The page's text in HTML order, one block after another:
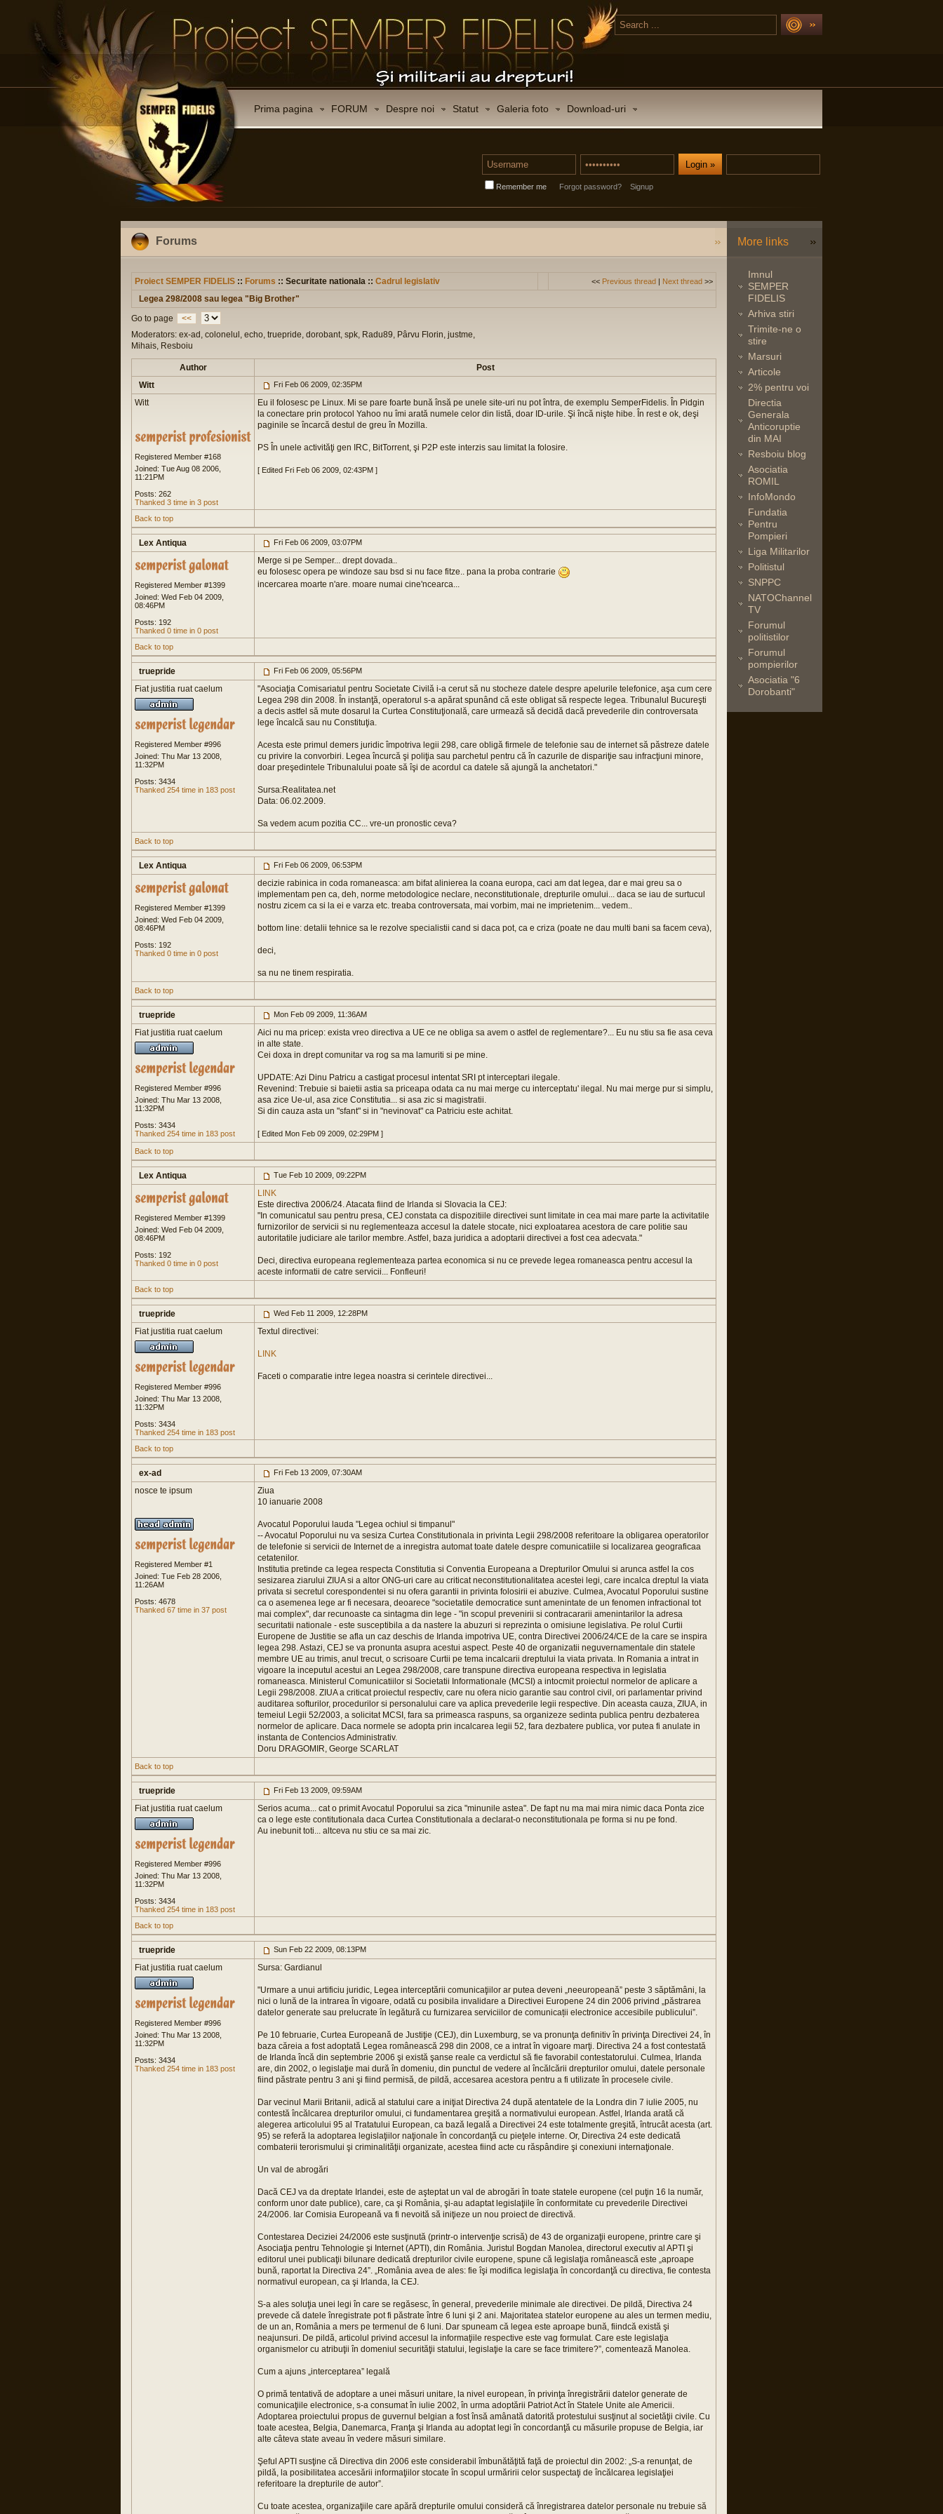
Prima pagina FORUM Despre noi Statut Galeria foto Download-uri
Remember me Forgot password? Signup
Forums
Proiect SEMPER FIDELIS :: Forums :: Securitate nationala :: Cadrul legislativ << Previous thread | Next thread >>
Legea 298/2008 sau legea "Big Brother"
Go to page
<<
Moderators: ex-ad, colonelul, echo, truepride, dorobant, spk, Radu89, Pârvu Florin, justme,
Mihais, Resboiu
Author
Post
Witt
Fri Feb 06 2009, 02:35PM
Witt
Registered Member #168
Joined: Tue Aug 08 2006,
11:21PM
Posts: 262
Thanked 3 time in 3 post
Eu il folosesc pe Linux. Mi se pare foarte bună însă pe unele site-uri nu pot întra, de exemplu SemperFidelis. În Pidgin
la conectare prin protocol Yahoo nu îmi arată numele celor din listă, doar ID-urile. Şi încă nişte hibe. În rest e ok, deşi
paginile se încarcă destul de greu în Mozilla.
PS În unele activităţi gen IRC, BitTorrent, şi P2P este interzis sau limitat la folosire.
[ Edited Fri Feb 06 2009, 02:43PM ]
Back to top
Lex Antiqua Fri Feb 06 2009, 03:07PM
Registered Member #1399
Joined: Wed Feb 04 2009,
08:46PM
Posts: 192
Thanked 0 time in 0 post
Merge si pe Semper... drept dovada..
eu folosesc opera pe windoze sau bsd si nu face fitze.. pana la proba contrarie
incercarea moarte n'are. moare numai cine'ncearca...
Back to top
truepride Fri Feb 06 2009, 05:56PM
Fiat justitia ruat caelum
Registered Member #996
Joined: Thu Mar 13 2008,
11:32PM
Posts: 3434
Thanked 254 time in 183 post
"Asociaţia Comisariatul pentru Societate Civilă i-a cerut să nu stocheze datele despre apelurile telefonice, aşa cum cere
Legea 298 din 2008. În instanţă, operatorul s-a apărat spunând că este obligat să respecte legea. Tribunalul Bucureşti
a decis astfel să mute dosarul la Curtea Constituţională, care urmează să decidă dacă prevederile din controversata
lege încalcă sau nu Constituţia.
Acesta este primul demers juridic împotriva legii 298, care obligă firmele de telefonie sau de internet să păstreze datele
cu privire la convorbiri. Legea încurcă şi poliţia sau parchetul pentru că în cazurile de dispariţie sau infracţiuni minore,
doar preşedintele Tribunalului poate să îşi de acordul ca datele să ajungă la anchetatori."
Sursa:Realitatea.net
Data: 06.02.2009.
Sa vedem acum pozitia CC... vre-un pronostic ceva?
Back to top
Lex Antiqua Fri Feb 06 2009, 06:53PM
Registered Member #1399
Joined: Wed Feb 04 2009,
08:46PM
Posts: 192
Thanked 0 time in 0 post
decizie rabinica in coda romaneasca: am bifat alinierea la coana europa, caci am dat legea, dar e mai greu sa o
implementam pen ca, deh, norme metodologice neclare, neconstitutionale, drepturile omului... daca se iau de surtucul
nostru zicem ca si la ei e varza etc. treaba controversata, mai vorbim, mai ne imprietenim... vedem..
bottom line: detalii tehnice sa le rezolve specialistii cand si daca pot, ca e criza (poate ne dau multi bani sa facem ceva),
deci,
sa nu ne tinem respiratia.
Back to top
truepride Mon Feb 09 2009, 11:36AM
Fiat justitia ruat caelum
Registered Member #996
Joined: Thu Mar 13 2008,
11:32PM
Posts: 3434
Thanked 254 time in 183 post
Aici nu ma pricep: exista vreo directiva a UE ce ne obliga sa avem o astfel de reglementare?... Eu nu stiu sa fie asa ceva
in alte state.
Cei doxa in drept comunitar va rog sa ma lamuriti si pe mine.
UPDATE: Azi Dinu Patricu a castigat procesul intentat SRI pt interceptari ilegale.
Revenind: Trebuie si baietii astia sa priceapa odata ca nu mai merge cu interceptatu' ilegal. Nu mai merge pur si simplu,
asa zice Ue-ul, asa zice Constitutia... si asa zic si magistratii.
Si din cauza asta un "sfant" si in "nevinovat" ca Patriciu este achitat.
[ Edited Mon Feb 09 2009, 02:29PM ]
Back to top
Lex Antiqua Tue Feb 10 2009, 09:22PM
Registered Member #1399
Joined: Wed Feb 04 2009,
08:46PM
Posts: 192
Thanked 0 time in 0 post
LINK
Este directiva 2006/24. Atacata fiind de Irlanda si Slovacia la CEJ:
"In comunicatul sau pentru presa, CEJ constata ca dispozitiile directivei sunt limitate in cea mai mare parte la activitatile
furnizorilor de servicii si nu reglementeaza accesul la datele stocate, nici exploatarea acestora de care politie sau
autoritatile judiciare ale tarilor membre. Astfel, baza juridica a adoptarii directivei a fost cea adecvata."
Deci, directiva europeana reglementeaza partea economica si nu ce prevede legea romaneasca pentru accesul la
aceste informatii de catre servicii... Fonfleuri!
Back to top
truepride Wed Feb 11 2009, 12:28PM
Fiat justitia ruat caelum
Registered Member #996
Joined: Thu Mar 13 2008,
11:32PM
Posts: 3434
Thanked 254 time in 183 post
Textul directivei:
LINK
Faceti o comparatie intre legea noastra si cerintele directivei...
Back to top
ex-ad Fri Feb 13 2009, 07:30AM
nosce te ipsum
Registered Member #1
Joined: Tue Feb 28 2006,
11:26AM
Posts: 4678
Thanked 67 time in 37 post
Ziua
10 ianuarie 2008
Avocatul Poporului lauda "Legea ochiul si timpanul"
-- Avocatul Poporului nu va sesiza Curtea Constitu­tio­nala in privinta Legii 298/2008 referitoare la obligarea operatorilor
de telefonie si servicii de Internet de a inregistra automat toate datele despre comunicatiile si localizarea geograficaa
cetatenilor.
Institutia pretinde ca legea respecta Constitutia si Conventia Europeana a Drepturilor Omului si arunca astfel la cos
sesizarea ziarului ZIUA si a altor ONG-uri care au criticat neconstitu­tionalitatea acestei legi, care incalca dreptul la viata
privata si secretul corespondentei si nu ofera garantii in privinta folosirii ei abuzive. Culmea, Avocatul Poporului sustine
ca o asemenea lege ar fi necesara, deoarece "societatile democratice sunt amenintate de un fenomen infractional tot
mai complex", dar recunoaste ca sintagma din lege - "in scopul prevenirii si contracararii amenintarilor la adresa
securitatii nationale - este susceptibila a da nastere la abuzuri si reprezinta o omisiune legislativa. Pe rolul Curtii
Europene de Justitie se afla un caz deschis de Irlanda impotriva UE, contra Directivei 2006/24/CE de la care se inspira
legea 298. Astazi, CEJ se va pronunta asupra acestui aspect. Peste 40 de organizatii neguvernamentale din statele
membre UE au trimis, anul trecut, o scrisoare Curtii pe tema incalcarii dreptului la viata privata. In Romania a intrat in
vigoare la inceputul acestui an Legea 298/2008, care transpune directiva europeana respectiva in legislatia
romaneasca. Ministerul Comuni­catiilor si Societatii Informationale (MCSI) a intocmit proiectul nor­melor de aplicare a
Legii 298/2008. ZIUA a criticat proiectul respectiv, care nu ofera nicio garantie sau control civil, ori parlamentar privind
auditarea softurilor, procedurilor si personalului care va aplica prevederile legii respective. Din aceasta cauza, ZIUA, in
temeiul Legii 52/2003, a solicitat MCSI, fara sa primeasca raspuns, sa organizeze sedinta publica pentru dezbaterea
normelor de aplicare. Daca normele se adopta prin incalcarea legii 52, fara dezbatere publica, vor putea fi anulate in
instanta de Contencios Administrativ.
Doru DRAGOMIR, George SCARLAT
Back to top
truepride Fri Feb 13 2009, 09:59AM
Fiat justitia ruat caelum
Registered Member #996
Joined: Thu Mar 13 2008,
11:32PM
Posts: 3434
Thanked 254 time in 183 post
Serios acuma... cat o primit Avocatul Poporului sa zica "minunile astea". De fapt nu ma mai mira nimic daca Ponta zice
ca o lege este contitutionala daca Curtea Constitutionala a declarat-o neconstitutionala pe forma si nu pe fond.
Au inebunit toti... altceva nu stiu ce sa mai zic.
Back to top
truepride Sun Feb 22 2009, 08:13PM
Fiat justitia ruat caelum
Registered Member #996
Joined: Thu Mar 13 2008,
11:32PM
Posts: 3434
Thanked 254 time in 183 post
Sursa: Gardianul
"Urmare a unui artificiu juridic, Legea interceptării comunicaţiilor ar putea deveni „neeuropeană” peste 3 săptămâni, la
nici o lună de la intrarea în vigoare, odată cu posibila invalidare a Directivei Europene 24 din 2006 privind „păstrarea
datelor generate sau prelucrate în legătură cu furnizarea serviciilor de comunicații electronice accesibile publicului”.
Pe 10 februarie, Curtea Europeană de Justiţie (CEJ), din Luxemburg, se va pronunţa definitiv în privinţa Directivei 24, în
baza căreia a fost adoptată Legea românească 298 din 2008, ce a intrat în vigoare marţi. Directiva 24 a fost contestată
de Irlanda încă din septembrie 2006 şi există şanse reale ca verdictul să fie favorabil contestatorului. Culmea, Irlanda
are, din 2002, o legislaţie mai dură în domeniu, din punctul de vedere al încălcării drepturilor omului, datele personale
fiind păstrate pentru 3 ani şi fiind permisă, de pildă, accesarea acestora pentru a fi utilizate în procesele civile.
Dar vecinul Marii Britanii, adică al statului care a iniţiat Directiva 24 după atentatele de la Londra din 7 iulie 2005, nu
contestă încălcarea drepturilor omului, ci fundamentarea greşită a normativului european. Astfel, Irlanda arată că
alegerea articolului 95 al Tratatului European, ca bază legală a Directivei 24 este totalmente greşită, întrucât acesta (art.
95) se referă la adoptarea legislaţiilor naţionale în concordanţă cu pieţele interne. Or, Directiva 24 este dedicată
combaterii terorismului şi criminalităţii organizate, acestea fiind acte cu răspândire şi conexiuni internaţionale.
Un val de abrogări
Dacă CEJ va da dreptate Irlandei, este de aşteptat un val de abrogări în toate statele europene (cel puţin 16 la număr,
conform unor date publice), care, ca şi România, şi-au adaptat legislaţiile în conformitate cu prevederile Directivei
24/2006. Iar Comisia Europeană va fi nevoită să iniţieze un nou proiect de directivă.
Contestarea Deciziei 24/2006 este susţinută (printr-o intervenţie scrisă) de 43 de organizaţii europene, printre care şi
Asociaţia pentru Tehnologie şi Internet (APTI), din România. Juristul Bogdan Manolea, directorul executiv al APTI şi
editorul unei publicaţii bilunare dedicată drepturilor civile europene, spune că legislaţia românească este „aproape
bună, raportat la Directiva 24”. „România avea de ales: fie îşi modifica legislaţia în concordanţă cu directiva, fie contesta
normativul european, ca şi Irlanda, la CEJ.
S-a ales soluţia unei legi în care se regăsesc, în general, prevederile minimale ale directivei. De pildă, Directiva 24
prevede că datele înregistrate pot fi păstrate între 6 luni şi 2 ani. Majoritatea statelor europene au ales un termen mediu,
de un an, România a mers pe termenul de 6 luni. Dar spuneam că legea este aproape bună, fiindcă există şi
neajunsuri. De pildă, articolul privind accesul la informaţiile respective este vag formulat. Care este legislaţia
organismelor cu atribuţii în domeniul securităţii statului, legislaţie la care se face trimitere?”, comentează Manolea.
Cum a ajuns „interceptarea” legală
O primă tentativă de adoptare a unei măsuri unitare, la nivel european, în privinţa înregistrării datelor generate de
comunicaţiile electronice, s-a consumat în iulie 2002, în urma adoptării Patriot Act în Statele Unite ale Americii.
Adoptarea proiectului propus de guvernul belgian a fost însă amânată datorită protestului susţinut al societăţii civile. Cu
toate acestea, Belgia, Danemarca, Franţa şi Irlanda au adoptat legi în concordanţă cu măsurile propuse de Belgia, iar
alte câteva state aveau în vedere măsuri similare.
Şeful APTI susţine că Directiva din 2006 este considerabil îmbunătăţită faţă de proiectul din 2002: „S-a renunţat, de
pildă, la posibilitatea accesării informaţiilor stocate în scopul urmăririi celor suspectaţi de încălcarea legislaţiei
referitoare la drepturile de autor”.
Cu toate acestea, organizaţiile care apără drepturile omului consideră că înregistrarea datelor personale nu trebuie să
More links
Imnul
SEMPER
FIDELIS
Arhiva stiri
Trimite-ne o
stire
Marsuri
Articole
2% pentru voi
Directia
Generala
Anticoruptie
din MAI
Resboiu blog
Asociatia
ROMIL
InfoMondo
Fundatia
Pentru
Pompieri
Liga Militarilor
Politistul
SNPPC
NATOChannel
TV
Forumul
politistilor
Forumul
pompierilor
Asociatia "6
Dorobanti"